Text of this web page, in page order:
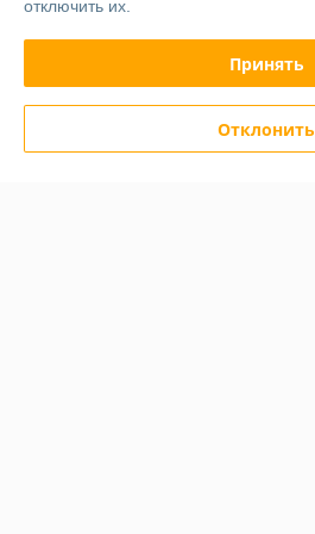
График работы
Полная версия сайта
Политика обработки cookies
отключить их.
Принять
Отклонить